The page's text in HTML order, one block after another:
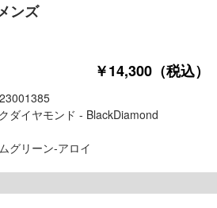
ンズ
￥14,300（税込）
ダイヤモンド - BlackDiamond
グリーン-アロイ